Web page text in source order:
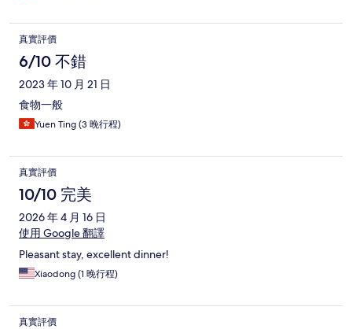
真實評價
6/10 不錯
2023 年 10 月 21 日
食物一般
Yuen Ting (3 晚行程)
真實評價
10/10 完美
2026 年 4 月 16 日
使用 Google 翻譯
Pleasant stay, excellent dinner!
Xiaodong (1 晚行程)
真實評價